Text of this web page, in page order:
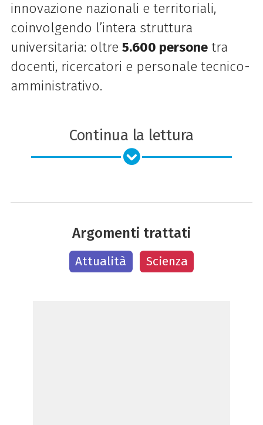
innovazione nazionali e territoriali,
coinvolgendo l’intera struttura
universitaria: oltre 5.600 personetra
docenti, ricercatori e personale tecnico-
amministrativo.
Continua la lettura
Argomenti trattati
Attualità Scienza